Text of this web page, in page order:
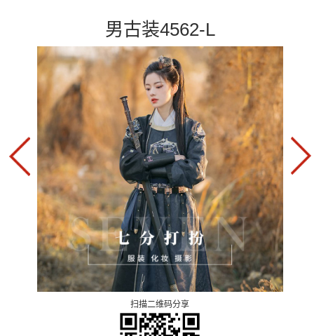
男古装4562-L
扫描二维码分享